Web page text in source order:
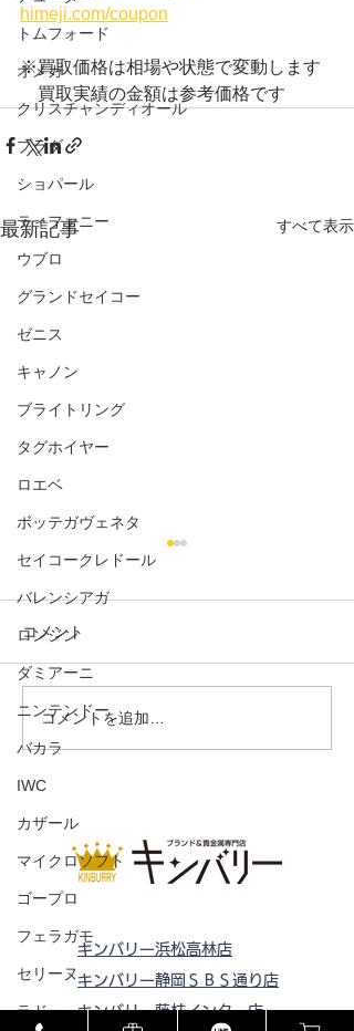
トムフォード
オメガ
クリスチャンディオール
プラダ
ショパール
ティファニー
ウブロ
グランドセイコー
ゼニス
キャノン
ブライトリング
タグホイヤー
ロエベ
ボッテガヴェネタ
セイコークレドール
バレンシアガ
ロンジン
ダミアーニ
ニンテンドー
バカラ
IWC
カザール
マイクロソフト
ゴープロ
フェラガモ
セリーヌ
ラドー
himeji.com/coupon
※買取価格は相場や状態で変動します
買取実績の金額は参考価格です
最新記事 すべて表示
ドライビングシューズ ス
ウェード
コメント
コメントを追加…
キンバリー浜松高林店
キンバリー静岡ＳＢＳ通り店
キンバリー藤枝インター店